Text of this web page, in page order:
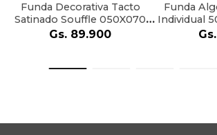
Funda Decorativa Tacto
Satinado Souffle 050X070
Cm Cinza Grife
Gs. 89.900
Funda
Individual
Gs.